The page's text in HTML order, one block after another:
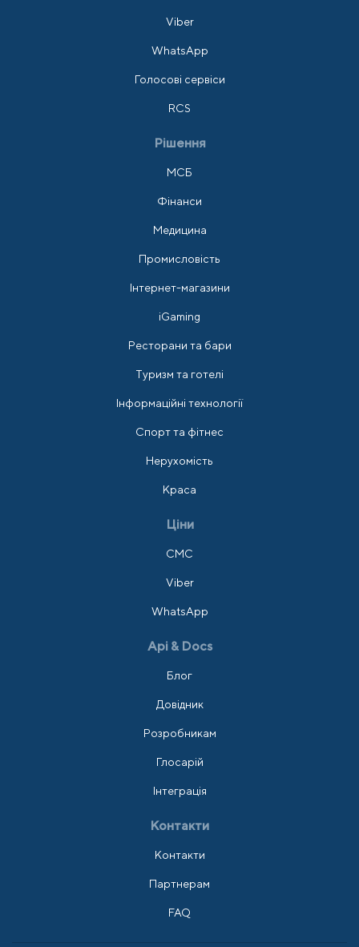
Viber
WhatsApp
Голосові сервіси
RCS
Рішення
МСБ
Фінанси
Медицина
Промисловість
Інтернет-магазини
iGaming
Ресторани та бари
Туризм та готелі
Інформаційні технології
Спорт та фітнес
Нерухомість
Краса
Ціни
СМС
Viber
WhatsApp
Api & Docs
Блог
Довідник
Розробникам
Глосарій
Інтеграція
Контакти
Контакти
Партнерам
FAQ